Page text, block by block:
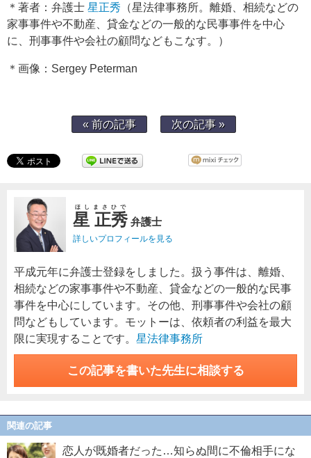
＊著者：弁護士 星正秀 （星法律事務所。離婚、相続などの
家事事件や不動産、貸金などの一般的な民事事件を中心
に、刑事事件や会社の顧問などもこなす。）
＊画像：Sergey Peterman
« 前の記事 次の記事 »
星 正秀
ほしまさひで
弁護士
詳しいプロフィールを見る
平成元年に弁護士登録をしました。扱う事件は、離婚、
相続などの家事事件や不動産、貸金などの一般的な民事
事件を中心にしています。その他、刑事事件や会社の顧
問などもしています。モットーは、依頼者の利益を最大
限に実現することです。 星法律事務所
この記事を書いた先生に相談する
関連の記事
恋人が既婚者だった…知らぬ間に不倫相手にな